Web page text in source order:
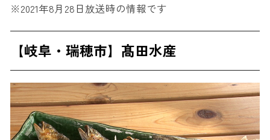
※2021年8月28日放送時の情報です
【岐阜・瑞穂市】髙田水産